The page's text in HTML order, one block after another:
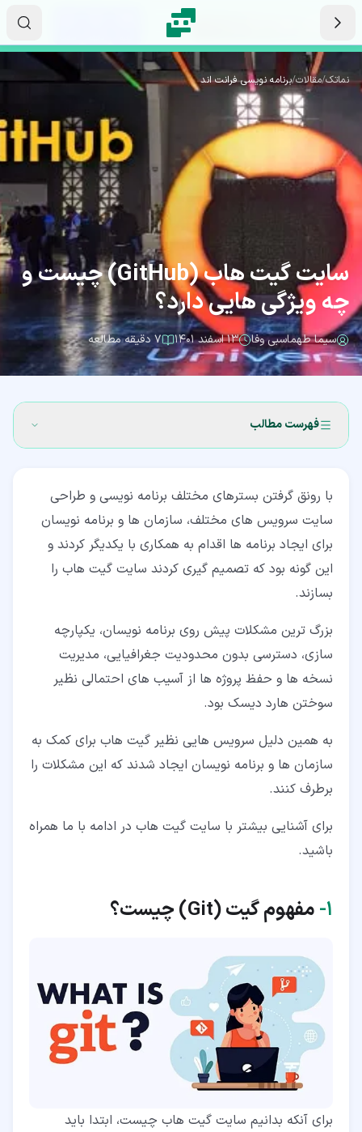
نماتک/مقالات/برنامه نویسی فرانت اند
سایت گیت هاب (GitHub) چیست و
چه ویژگی هایی دارد؟
سیما طهماسبی وفا ۱۳ اسفند ۱۴۰۱ ۷ دقیقه مطالعه
فهرست مطالب
۳‏- ویژگی های گیت هاب چیست؟
۳‏-‏۱‏- مخزن (Repository)
(Forking a Repo)
۳‏-‏۳‏- ارسال درخواست بازبینی به توسعه دهندگان اصلی
(Pull Requests)
۳‏-‏۴‏- شبکه اجتماعی (Social Networking)
۳‏-‏۵‏- مشارکت آسان (Easy Participation)
۳‏-‏۶‏- منظور از گزارش تغییرات در سایت گیت هاب چیست؟
(Changelogs)
۳‏-‏۷‏- GitHub فقط برای توسعه دهندگان نیست
۴‏- استفاده از سایت گیت هاب
با رونق گرفتن بسترهای مختلف برنامه نویسی و طراحی
سایت سرویس های مختلف، سازمان ها و برنامه نویسان
برای ایجاد برنامه ها اقدام به همکاری با یکدیگر کردند و
این گونه بود که تصمیم گیری کردند سایت گیت هاب را
بسازند.
بزرگ ترین مشکلات پیش روی برنامه نویسان، یکپارچه
سازی، دسترسی بدون محدودیت جغرافیایی، مدیریت
نسخه ها و حفظ پروژه ها از آسیب های احتمالی نظیر
سوختن هارد دیسک بود.
به همین دلیل سرویس هایی نظیر گیت هاب برای کمک به
سازمان ها و برنامه نویسان ایجاد شدند که این مشکلات را
برطرف کنند.
برای آشنایی بیشتر با سایت گیت هاب در ادامه با ما همراه
باشید.
۱‏- مفهوم گیت (Git) چیست؟
برای آنکه بدانیم سایت گیت هاب چیست، ابتدا باید